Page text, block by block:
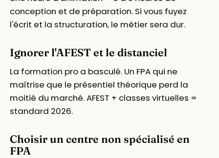
conception et de préparation. Si vous fuyez
l'écrit et la structuration, le métier sera dur.
Ignorer l'AFEST et le distanciel
La formation pro a basculé. Un FPA qui ne
maîtrise que le présentiel théorique perd la
moitié du marché. AFEST + classes virtuelles =
standard 2026.
Choisir un centre non spécialisé en
FPA